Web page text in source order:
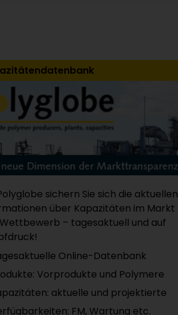
sichern Sie sich die aktuellen
über Kapazitäten im Markt
– tagesaktuell und auf
Online-Datenbank
Vorprodukte und Polymere
aktuelle und projektierte
FM, Wartung etc.